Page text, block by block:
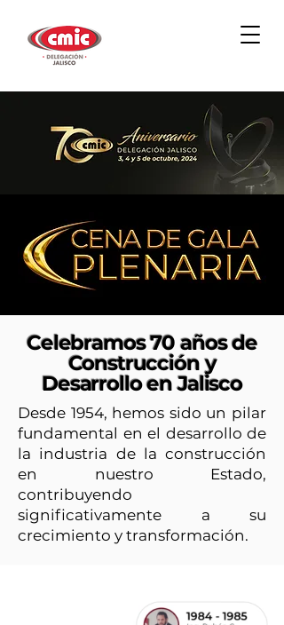
Celebramos 70 años de
Construcción y
Desarrollo en Jalisco
Desde 1954, hemos sido un pilar
fundamental en el desarrollo de
la industria de la construcción
en nuestro Estado,
contribuyendo
significativamente a su
crecimiento y transformación.